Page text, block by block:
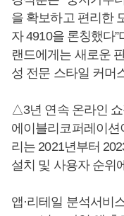
을 확보하고 편리한
자 4910을 론칭했다
랜드에게는 새로운
성 전문 스타일 커머
△3년 연속 온라인 쇼
에이블리코퍼레이
리는 2021년부터
설치 및 사용자 순위
앱·리테일 분석서비